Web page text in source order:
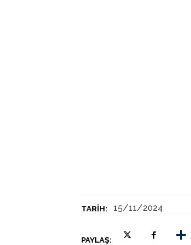
TARIH: 15/11/2024
PAYLAŞ: